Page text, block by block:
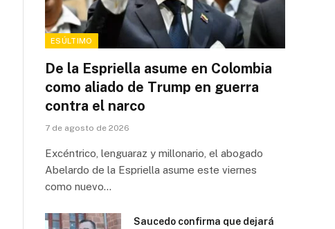
ESÚLTIMO
De la Espriella asume en Colombia
como aliado de Trump en guerra
contra el narco
7 de agosto de 2026
Excéntrico, lenguaraz y millonario, el abogado
Abelardo de la Espriella asume este viernes
como nuevo…
Saucedo confirma que dejará